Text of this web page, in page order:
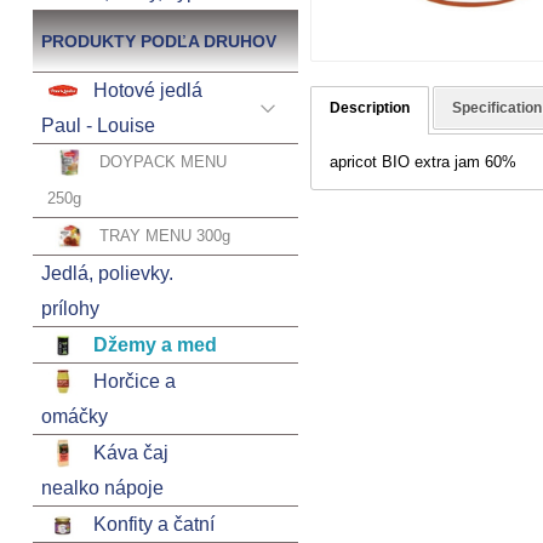
PRODUKTY PODĽA DRUHOV
Hotové jedlá
Paul - Louise
DOYPACK MENU
250g
TRAY MENU 300g
Jedlá, polievky.
prílohy
Džemy a med
Horčice a
omáčky
Káva čaj
nealko nápoje
Konfity a čatní
Description Specification
apricot BIO extra jam 60%